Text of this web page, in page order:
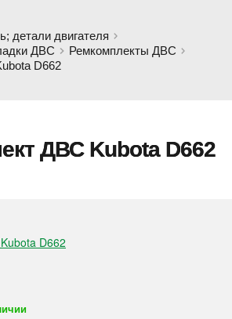
детали двигателя
ДВС
Ремкомплекты ДВС
D662
ДВС Kubota D662